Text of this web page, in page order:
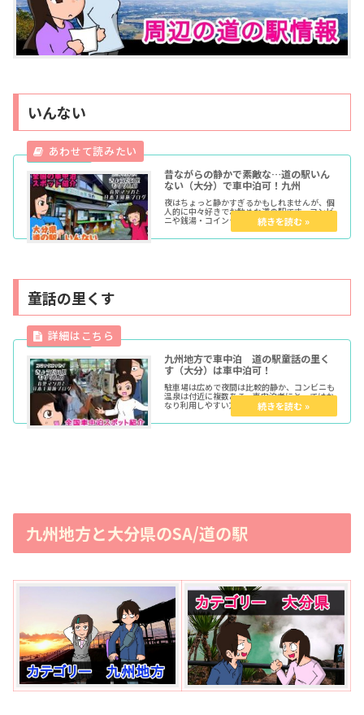
いんない
昔ながらの静かで素敵な…道の駅いん
ない（大分）で車中泊可！九州
夜はちょっと静かすぎるかもしれませんが、個
人的に中々好きでお勧めな道の駅です。コンビ
ニや銭湯・コインランドリーまで数キロ以内で
割と近く、駐車スペースは小さめながらも観光
客が押し寄せるような場所でもないので静かに
童話の里くす
九州地方で車中泊 道の駅童話の里く
す（大分）は車中泊可！
駐車場は広めで夜間は比較的静か、コンビニも
温泉は付近に複数ある…車中泊者にとってはか
なり利用しやすい方の道の駅ではないでしょう
九州地方と大分県のSA/道の駅